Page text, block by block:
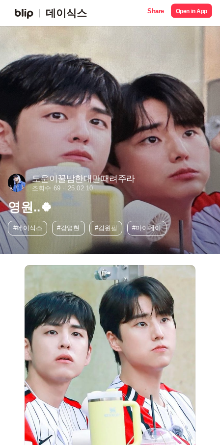
데이식스 Share Open in App
도운이꿀밤한대만때려주라
조회수 69 25.02.10
영원..🍀
#데이식스 #강영현 #김원필 #마이데이